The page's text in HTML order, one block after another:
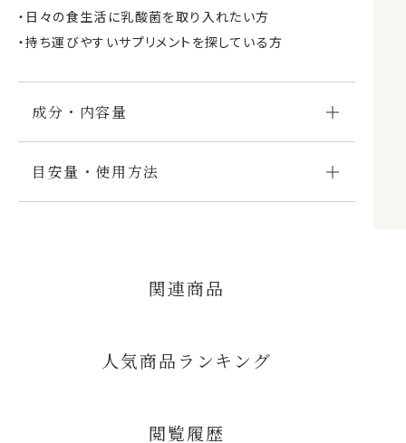
・日々の食生活に乳酸菌を取り入れたい方
・持ち運びやすいサプリメントを探している方
成分・内容量
目安量・使用方法
関連商品
人気商品ランキング
閲覧履歴